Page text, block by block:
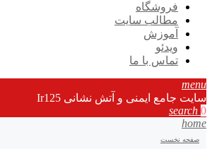
فروشگاه
مطالب سایت
آموزش
ویدئو
تماس با ما
menu
سایت جامع ایمنی و آتش نشانی Ir125
search 0
home
صفحه نخست